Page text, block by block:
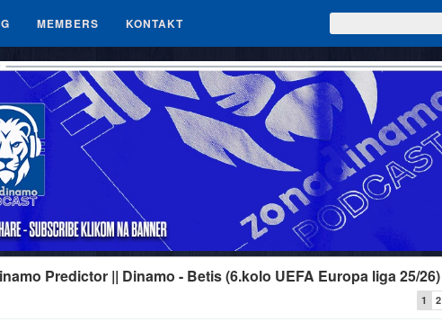
MEMBERS KONTAKT
Predictor || Dinamo - Betis (6.kolo UEFA Europa liga 25/26)
1 2